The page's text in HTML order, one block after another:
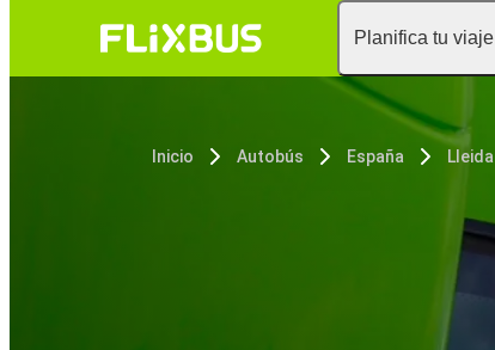
Planifica tu viaje
Inicio Autobús España Lleida